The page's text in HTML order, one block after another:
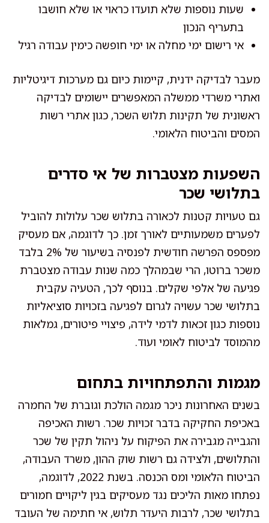
שעות נוספות שלא תועדו כראוי או שלא חושבו
בתעריף הנכון
אי רישום ימי מחלה או ימי חופשה כימין עבודה רגיל
מעבר לבדיקה ידנית, קיימות כיום גם מערכות דיגיטליות
ואתרי משרדי ממשלה המאפשרים יישומים לבדיקה
ראשונית של תקינות תלוש השכר, כגון אתרי רשות
המסים והביטוח הלאומי.
השפעות מצטברות של אי סדרים
בתלושי שכר
גם טעויות קטנות לכאורה בתלוש שכר עלולות להוביל
לפערים משמעותיים לאורך זמן. כך לדוגמה, אם מעסיק
מפספס הפרשה חודשית לפנסיה בשיעור של 2% בלבד
משכר ברוטו, הרי שבמהלך כמה שנות עבודה מצטברת
פגיעה של אלפי שקלים. בנוסף לכך, הטעיה עקבית
בתלושי שכר עשויה לגרום לפגיעה בזכויות סוציאליות
נוספות כגון זכאות לדמי לידה, פיצויי פיטורים, גמלאות
מהמוסד לביטוח לאומי ועוד.
מגמות והתפתחויות בתחום
בשנים האחרונות ניכר מגמה הולכת וגוברת של החמרה
באכיפת החקיקה בדבר זכויות שכר. רשות האכיפה
והגבייה מגבירה את הפיקוח על ניהול תקין של שכר
והתלושים, ולצידה גם רשות שוק ההון, משרד העבודה,
הביטוח הלאומי ומס הכנסה. בשנת 2022, לדוגמה,
נפתחו מאות הליכים נגד מעסיקים בגין ליקויים חמורים
בתלושי שכר, לרבות היעדר תלוש, אי חתימה של העובד